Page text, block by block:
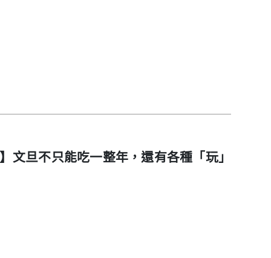
文旦不只能吃一整年，還有各種「玩」